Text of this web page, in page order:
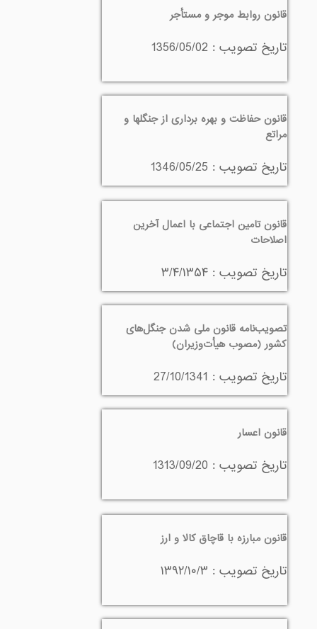
قانون روابط موجر و مستأجر
تاريخ تصويب : 1356/05/02
قانون حفاظت و بهره برداری از جنگلها و
مراتع
تاريخ تصويب : 1346/05/25
قانون تامین اجتماعی با اعمال آخرین
اصلاحات
تاريخ تصويب : ۳/۴/۱۳۵۴
تصويب‌نامه قانون ملی شدن جنگل‌های
کشور (مصوب هيأت‌وزيران)
تاريخ تصويب : 27/10/1341
قانون اعسار
تاريخ تصويب : 1313/09/20
قانون مبارزه با قاچاق کالا و ارز
تاريخ تصويب : ۱۳۹۲/۱۰/۳